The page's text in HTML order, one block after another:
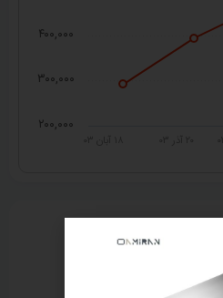
۲۰۰,۰۰۰
۳۰۰,۰۰۰
۴۰۰,۰۰۰
امیران استیل